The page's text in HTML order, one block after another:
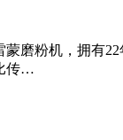
磨粉机，拥有
传…